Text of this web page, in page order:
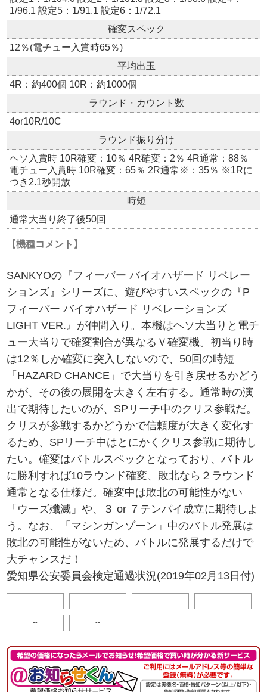
1/96.1 設定5：1/91.1 設定6：1/72.1
確変スペック
12％(電チュー入賞時65％)
平均出玉
4R：約400個 10R：約1000個
ラウンド・カウント数
4or10R/10C
ラウンド振り分け
ヘソ入賞時 10R確変：10％ 4R確変：2％ 4R通常：88％
電チュー入賞時 10R確変：65％ 2R通常※：35％ ※1Rに
つき2.1秒開放
時短
通常大当り終了後50回
【機種コメント】
SANKYOの『フィーバー バイオハザード リベレー
ションズ』シリーズに、遊びやすいスペックの『P
フィーバー バイオハザード リベレーションズ
LIGHT VER.』が仲間入り。本機はヘソ大当りと電チ
ュー大当りで確変割合が異なるＶ確変機。初当り時
は12％しか確変に突入しないので、50回の時短
「HAZARD CHANCE」で大当りを引き戻せるかどう
かが、その後の展開を大きく左右する。通常時の演
出で期待したいのが、SPリーチ中のクリス参戦だ。
クリスが参戦するかどうかで信頼度が大きく変化す
るため、SPリーチ中はとにかくクリス参戦に期待し
たい。確変はバトルスペックとなっており、バトル
に勝利すれば10ラウンド確変、敗北なら２ラウンド
通常となる仕様だ。確変中は敗北の可能性がない
「ウーズ殲滅」や、３ or ７テンパイ成立に期待しよ
う。なお、「マシンガンゾーン」中のバトル発展は
敗北の可能性がないため、バトルに発展するだけで
大チャンスだ！
愛知県公安委員会検定通過状況(2019年02月13日付)
-- -- -- --
-- --